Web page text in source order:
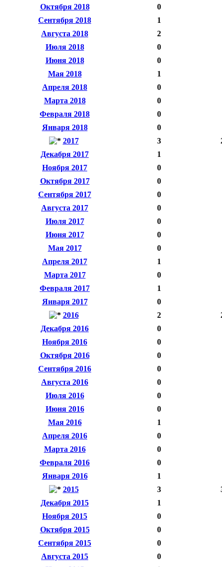
Октября 2018
0
Сентября 2018
1
Августа 2018
2
Июля 2018
0
Июня 2018
0
Мая 2018
1
Апреля 2018
0
Марта 2018
0
Февраля 2018
0
Января 2018
0
2017
3
Декабря 2017
1
Ноября 2017
0
Октября 2017
0
Сентября 2017
0
Августа 2017
0
Июля 2017
0
Июня 2017
0
Мая 2017
0
Апреля 2017
1
Марта 2017
0
Февраля 2017
1
Января 2017
0
2016
2
Декабря 2016
0
Ноября 2016
0
Октября 2016
0
Сентября 2016
0
Августа 2016
0
Июля 2016
0
Июня 2016
0
Мая 2016
1
Апреля 2016
0
Марта 2016
0
Февраля 2016
0
Января 2016
1
2015
3
Декабря 2015
1
Ноября 2015
0
Октября 2015
0
Сентября 2015
0
Августа 2015
0